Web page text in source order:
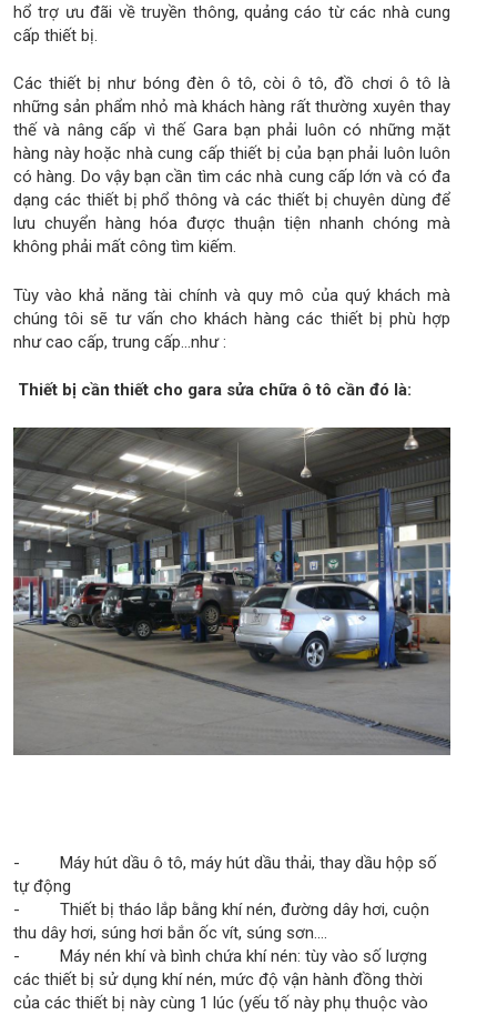
hổ trợ ưu đãi về truyền thông, quảng cáo từ các nhà cung
cấp thiết bị.
Các thiết bị như bóng đèn ô tô, còi ô tô, đồ chơi ô tô là
những sản phẩm nhỏ mà khách hàng rất thường xuyên thay
thế và nâng cấp vì thế Gara bạn phải luôn có những mặt
hàng này hoặc nhà cung cấp thiết bị của bạn phải luôn luôn
có hàng. Do vậy bạn cần tìm các nhà cung cấp lớn và có đa
dạng các thiết bị phổ thông và các thiết bị chuyên dùng để
lưu chuyển hàng hóa được thuận tiện nhanh chóng mà
không phải mất công tìm kiếm.
Tùy vào khả năng tài chính và quy mô của quý khách mà
chúng tôi sẽ tư vấn cho khách hàng các thiết bị phù hợp
như cao cấp, trung cấp…như :
Thiết bị cần thiết cho gara sửa chữa ô tô cần đó là:
- Máy hút dầu ô tô, máy hút dầu thải, thay dầu hộp số
tự động
- Thiết bị tháo lắp bằng khí nén, đường dây hơi, cuộn
thu dây hơi, súng hơi bắn ốc vít, súng sơn....
- Máy nén khí và bình chứa khí nén: tùy vào số lượng
các thiết bị sử dụng khí nén, mức độ vận hành đồng thời
của các thiết bị này cùng 1 lúc (yếu tố này phụ thuộc vào